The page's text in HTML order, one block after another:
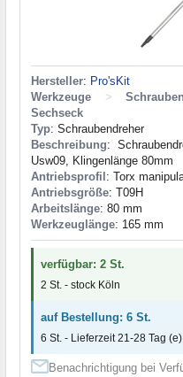
Hersteller: Pro'sKit
Werkzeuge
>
Sechseck
Typ: Schraubendreher
Beschreibung:
Usw09, Klingenlänge 80mm
Antriebsprofil: Torx
Antriebsgröße: T09H
Arbeitslänge: 80 mm
Werkzeuglänge: 165 mm
verfügbar: 2 St.
2 St. - stock Köln
auf Bestellung: 6 St.
6 St. - Lieferzeit 21-28 Tag (e)
Benachrichtigung bei